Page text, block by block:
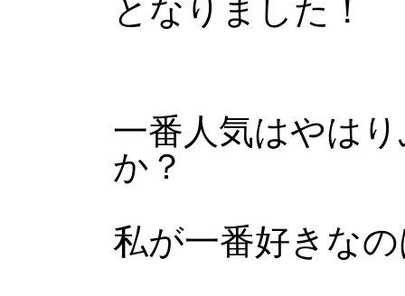
となりました！
一番人気はやは
か？
私が一番好きな